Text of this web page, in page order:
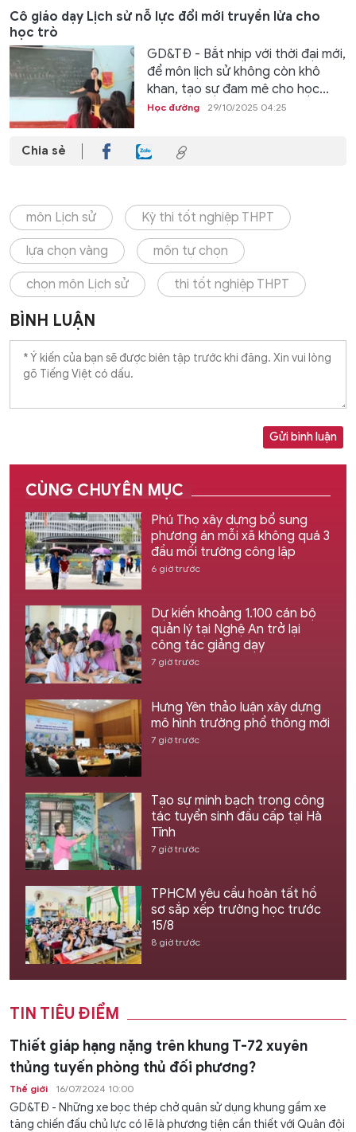
Cô giáo dạy Lịch sử nỗ lực đổi mới truyền lửa cho
học trò
GD&TĐ - Bắt nhịp với thời đại mới,
để môn lịch sử không còn khô
khan, tạo sự đam mê cho học...
Học đường 29/10/2025 04:25
Chia sẻ
môn Lịch sử Kỳ thi tốt nghiệp THPT
lựa chọn vàng môn tự chọn
chọn môn Lịch sử thi tốt nghiệp THPT
BÌNH LUẬN
Gửi bình luận
CÙNG CHUYÊN MỤC
Phú Thọ xây dựng bổ sung
phương án mỗi xã không quá 3
đầu mối trường công lập
6 giờ trước
Dự kiến khoảng 1.100 cán bộ
quản lý tại Nghệ An trở lại
công tác giảng dạy
7 giờ trước
Hưng Yên thảo luận xây dựng
mô hình trường phổ thông mới
7 giờ trước
Tạo sự minh bạch trong công
tác tuyển sinh đầu cấp tại Hà
Tĩnh
7 giờ trước
TPHCM yêu cầu hoàn tất hồ
sơ sắp xếp trường học trước
15/8
8 giờ trước
TIN TIÊU ĐIỂM
Thiết giáp hạng nặng trên khung T-72 xuyên
thủng tuyến phòng thủ đối phương?
Thế giới 16/07/2024 10:00
GD&TĐ - Những xe bọc thép chở quân sử dụng khung gầm xe
tăng chiến đấu chủ lực có lẽ là phương tiện cần thiết với Quân đội